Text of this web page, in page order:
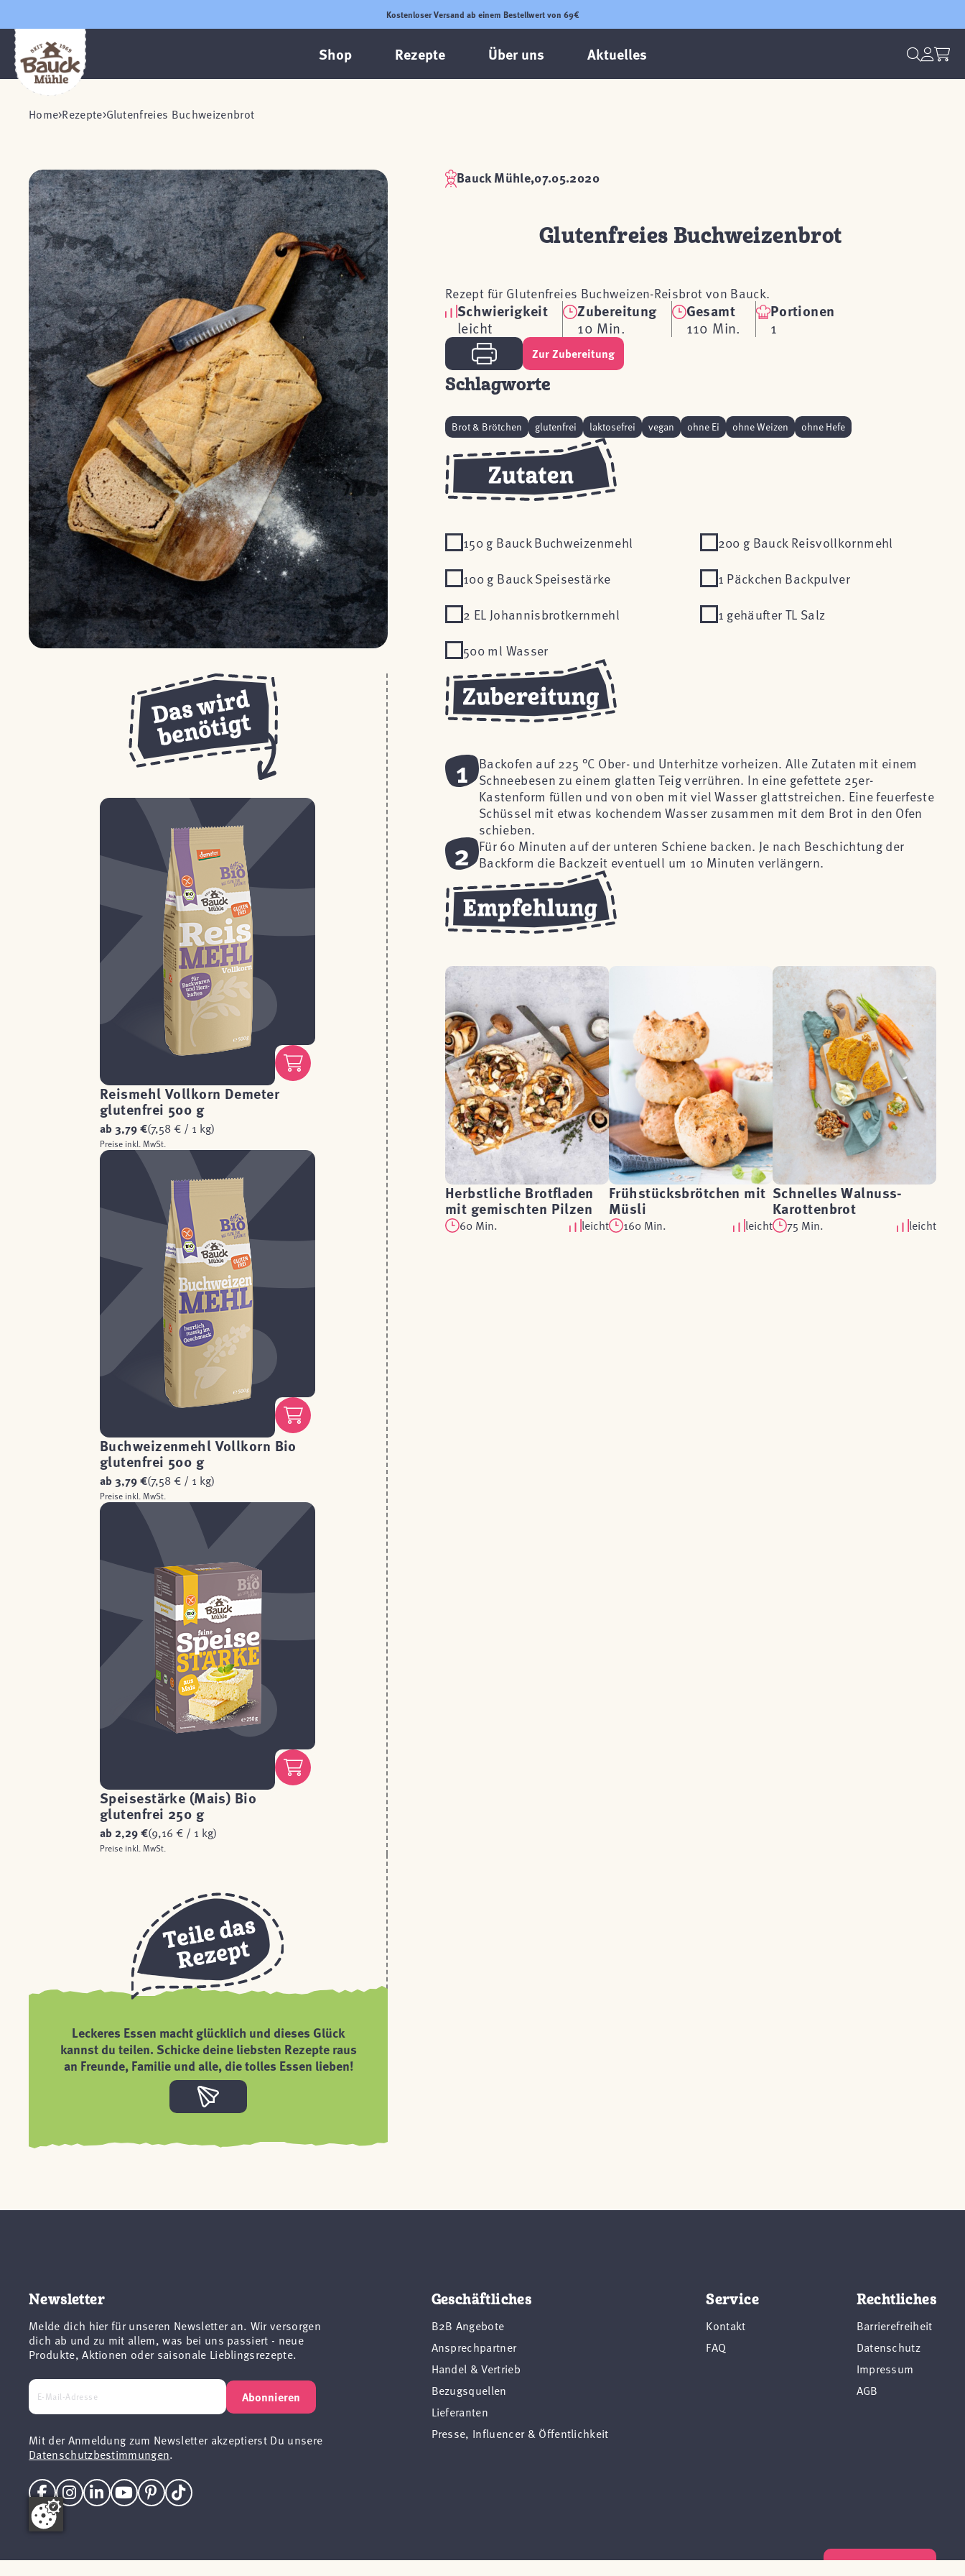
Kostenloser Versand ab einem Bestellwert von 69€
Shop Rezepte Über uns Aktuelles
Home Rezepte Glutenfreies Buchweizenbrot
Reismehl Vollkorn Demeter
glutenfrei 500 g
ab3,79 €(7,58 € / 1 kg)
Preise inkl. MwSt.
Buchweizenmehl Vollkorn Bio
glutenfrei 500 g
ab3,79 €(7,58 € / 1 kg)
Preise inkl. MwSt.
Speisestärke (Mais) Bio
glutenfrei 250 g
ab 2,29 €(9,16 € / 1 kg)
Preise inkl. MwSt.
Leckeres Essen macht glücklich und dieses Glück
kannst du teilen. Schicke deine liebsten Rezepte raus
an Freunde, Familie und alle, die tolles Essen lieben!
Bauck Mühle,07.05.2020
Glutenfreies Buchweizenbrot
Rezept für Glutenfreies Buchweizen-Reisbrot von Bauck.
Schwierigkeit
leicht
Zubereitung
10 Min.
Gesamt
110 Min.
Portionen
1
Zur Zubereitung
Schlagworte
Brot & Brötchen glutenfrei laktosefrei vegan ohne Ei ohne Weizen ohne Hefe
150 g Bauck Buchweizenmehl
200 g Bauck Reisvollkornmehl
100 g Bauck Speisestärke
1 Päckchen Backpulver
2 EL Johannisbrotkernmehl
1 gehäufter TL Salz
500 ml Wasser
1
Backofen auf 225 °C Ober- und Unterhitze vorheizen. Alle Zutaten mit einem
Schneebesen zu einem glatten Teig verrühren. In eine gefettete 25er-
Kastenform füllen und von oben mit viel Wasser glattstreichen. Eine feuerfeste
Schüssel mit etwas kochendem Wasser zusammen mit dem Brot in den Ofen
schieben.
2 Für 60 Minuten auf der unteren Schiene backen. Je nach Beschichtung der
Backform die Backzeit eventuell um 10 Minuten verlängern.
Herbstliche Brotfladen
mit gemischten Pilzen
60 Min. leicht
Frühstücksbrötchen mit
Müsli
160 Min. leicht
Schnelles Walnuss-
Karottenbrot
75 Min. leicht
Vertrag widerrufen
Newsletter
Melde dich hier für unseren Newsletter an. Wir versorgen
dich ab und zu mit allem, was bei uns passiert - neue
Produkte, Aktionen oder saisonale Lieblingsrezepte.
Abonnieren
Mit der Anmeldung zum Newsletter akzeptierst Du unsere
Datenschutzbestimmungen.
Geschäftliches
B2B Angebote
Ansprechpartner
Handel & Vertrieb
Bezugsquellen
Lieferanten
Presse, Influencer & Öffentlichkeit
Service
Kontakt
FAQ
Rechtliches
Barrierefreiheit
Datenschutz
Impressum
AGB